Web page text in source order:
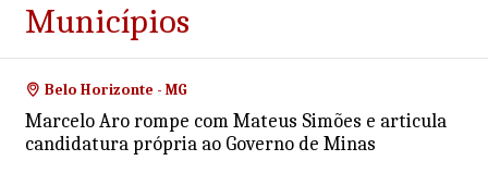
Municípios
Belo Horizonte - MG
Marcelo Aro rompe com Mateus Simões e articula
candidatura própria ao Governo de Minas